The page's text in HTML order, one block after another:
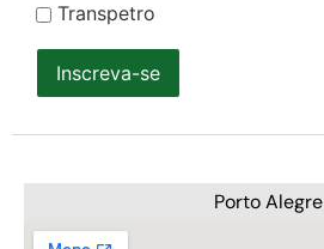
Transpetro
Inscreva-se
Porto Alegre